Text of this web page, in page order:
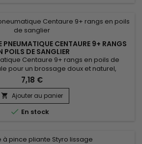
PNEUMATIQUE CENTAURE 9+ RANGS
POILS DE SANGLIER
Centaure 9+ rangs en poils de
pour un brossage doux et naturel,
Les poils de sanglier répartissent
du cuir chevelu, offrant une brillance et
Sa structure pneumatique
aux contours de la tête, procurant un
confort...
7,18 €
 Ajouter au panier
 En stock